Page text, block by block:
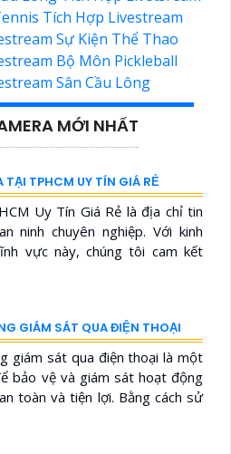
DS-2DE7A232IWG1-EHUN
5%-35%
là dòng speed dome trang bị
32X giúp giám sát khoảng
hồng ngoại 200m, hỗ trợ
công nghệ Self-learning
QUAN SÁT
Var Cho Bàn Bida